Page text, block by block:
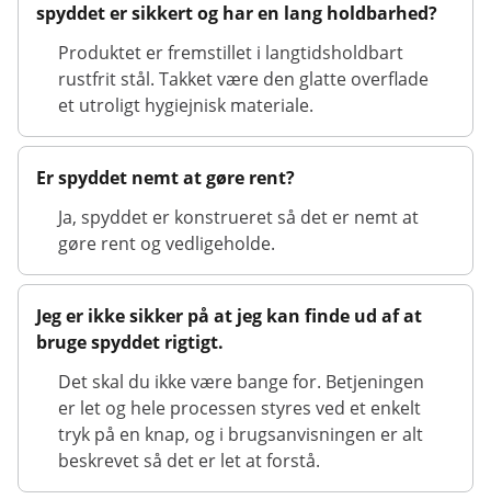
spyddet er sikkert og har en lang holdbarhed?
Produktet er fremstillet i langtidsholdbart
rustfrit stål. Takket være den glatte overflade
et utroligt hygiejnisk materiale.
Er spyddet nemt at gøre rent?
Ja, spyddet er konstrueret så det er nemt at
gøre rent og vedligeholde.
Jeg er ikke sikker på at jeg kan finde ud af at
bruge spyddet rigtigt.
Det skal du ikke være bange for. Betjeningen
er let og hele processen styres ved et enkelt
tryk på en knap, og i brugsanvisningen er alt
beskrevet så det er let at forstå.